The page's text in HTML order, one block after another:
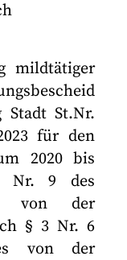
mildtätiger
Stadt St.Nr.
für den
2020 bis
Nr. 9 des
von der
§ 3 Nr. 6
von der